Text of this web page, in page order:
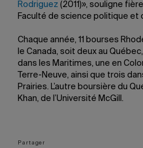
Rodriguez (2011)», souligne
Faculté de science politique et
Chaque année, 11 bourses
le Canada, soit deux au
dans les Maritimes, une en
Terre-Neuve, ainsi que trois
Prairies. L’autre boursière du
Khan, de l’Université McGill.
Partager